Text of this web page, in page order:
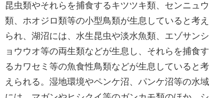
昆虫類やそれらを捕食するキツツキ類、センニュウ
類、ホオジロ類等の小型鳥類が生息していると考え
られ、湖沼には、水生昆虫や淡水魚類、エゾサンシ
ョウウオ等の両生類などが生息し、それらを捕食す
るカワセミ等の魚食性鳥類などが生息していると考
えられる。湿地環境やペンケ沼、パンケ沼等の水域